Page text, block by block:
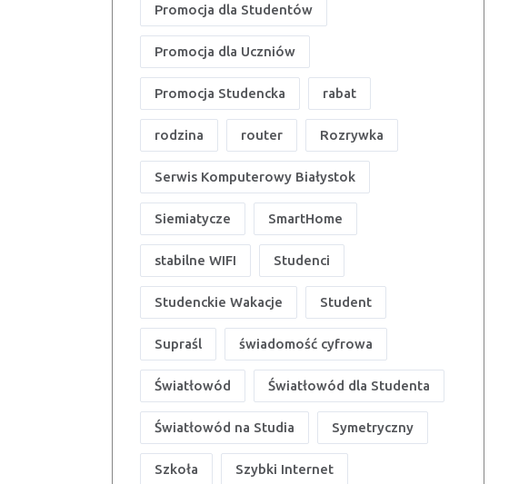
Promocja dla Studentów
Promocja dla Uczniów
Promocja Studencka rabat
rodzina router Rozrywka
Serwis Komputerowy Białystok
Siemiatycze SmartHome
stabilne WIFI Studenci
Studenckie Wakacje Student
Supraśl świadomość cyfrowa
Światłowód Światłowód dla Studenta
Światłowód na Studia Symetryczny
Szkoła Szybki Internet